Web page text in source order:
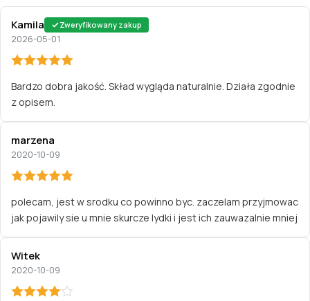
Kamila Zweryfikowany zakup
2026-05-01
Bardzo dobra jakość. Skład wygląda naturalnie. Działa zgodnie
z opisem.
marzena
2020-10-09
polecam, jest w srodku co powinno byc. zaczelam przyjmowac
jak pojawily sie u mnie skurcze lydki i jest ich zauwazalnie mniej
Witek
2020-10-09